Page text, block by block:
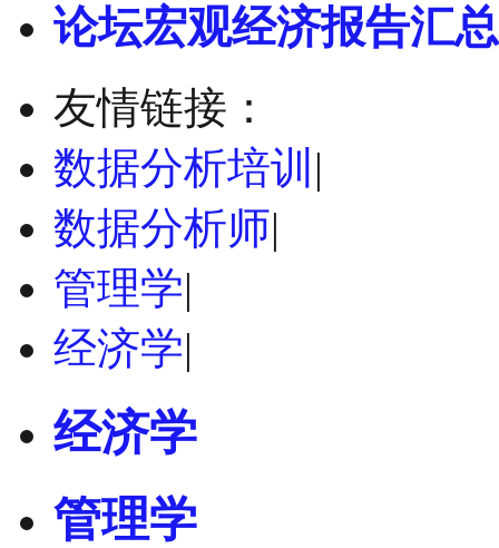
论坛宏观经济报告汇
友情链接：
数据分析培训 |
数据分析师|
管理学|
经济学|
经济学
管理学